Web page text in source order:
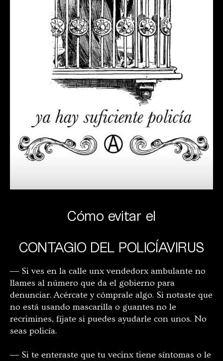
Cómo evitar el
CONTAGIO DEL POLICÍAVIRUS
― Si ves en la calle unx vendedorx ambulante no
llames al número que da el gobierno para
denunciar. Acércate y cómprale algo. Si notaste que
no está usando mascarilla o guantes no le
recrimines, fíjate si puedes ayudarle con unos. No
seas policía.
― Si te enteraste que tu vecinx tiene síntomas o le